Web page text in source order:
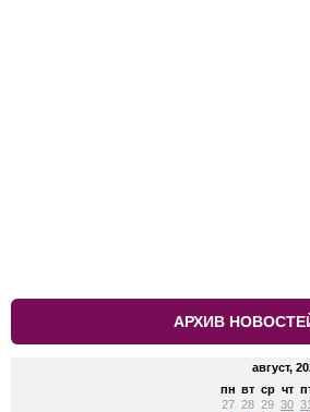
АРХИВ
август,
пн вт ср чт
27 28 29 30 31